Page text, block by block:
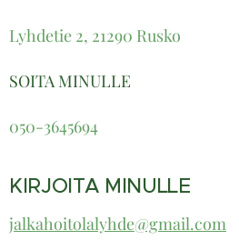
Lyhdetie 2, 21290 Rusko
SOITA MINULLE
050-3645694
KIRJOITA MINULLE
jalkahoitolalyhde@gmail.com